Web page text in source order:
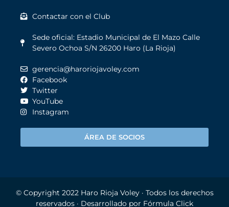
Contactar con el Club
Sede oficial: Estadio Municipal de El Mazo Calle
Severo Ochoa S/N 26200 Haro (La Rioja)
gerencia@haroriojavoley.com
Facebook
Twitter
YouTube
Instagram
ÁREA DE SOCIOS
© Copyright 2022 Haro Rioja Voley· Todos los derechos
reservados · Desarrollado por Fórmula Click